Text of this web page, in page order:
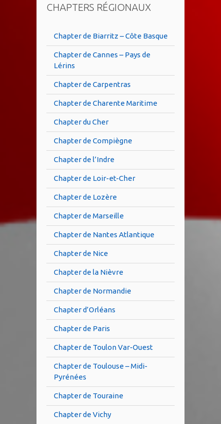
CHAPTERS RÉGIONAUX
Chapter de Biarritz – Côte Basque
Chapter de Cannes – Pays de
Lérins
Chapter de Carpentras
Chapter de Charente Maritime
Chapter du Cher
Chapter de Compiègne
Chapter de l’Indre
Chapter de Loir-et-Cher
Chapter de Lozère
Chapter de Marseille
Chapter de Nantes Atlantique
Chapter de Nice
Chapter de la Nièvre
Chapter de Normandie
Chapter d’Orléans
Chapter de Paris
Chapter de Toulon Var-Ouest
Chapter de Toulouse – Midi-
Pyrénées
Chapter de Touraine
Chapter de Vichy